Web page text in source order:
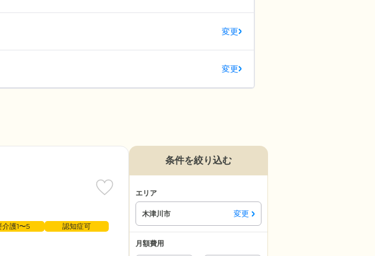
変更
変更
介護1〜5 認知症可
条件を絞り込む
エリア
木津川市 変更
月額費用